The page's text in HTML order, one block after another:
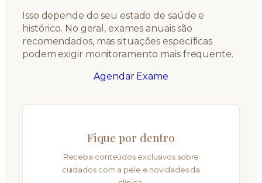
Isso depende do seu estado de saúde e
histórico. No geral, exames anuais são
recomendados, mas situações específicas
podem exigir monitoramento mais frequente.
Agendar Exame
Fique por dentro
Receba conteúdos exclusivos sobre
cuidados com a pele e novidades da